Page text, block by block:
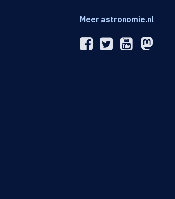
Meer astronomie.nl